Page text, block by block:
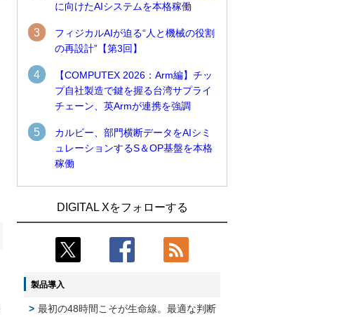
に向けたAIシステムを本格稼働
3
フィジカルAIが迫る“人と機械の役割
の再設計”【第3回】
4
【COMPUTEX 2026：Arm編】チッ
プ自社製造で鍵を握る台湾サプライ
チェーン、英Armが連携を強調
5
カルビー、部門横断データをAIシミ
ュレーションするS＆OP基盤を本格
稼働
けたAIシステムを本格稼働
製造業の現場の暗黙知を組織横断で活用
するためのナレッジ管理基盤、LIGHTzが
3
歩行ロボット利用を検証
仮想化技術を使う統合基盤を本格稼働
鹿島建設、鋼管柱へのコンクリート充填
時の異常を検出するAIを遠隔監視システ
3
めているのか【第25回】
DIGITAL Xをフォローする
製品導入
最初の48時間こそが生命線。最適な判断